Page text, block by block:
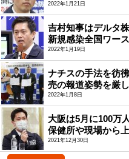
2022年1月21日
吉村知事はデルタ
新規感染全国ワー
2022年1月19日
ナチスの手法を彷
売の報道姿勢を厳
2022年1月8日
大阪は5月に100万
保健所や現場から
2021年12月30日